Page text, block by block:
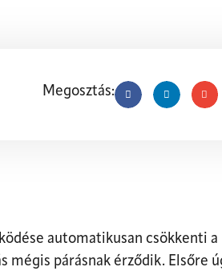
Megosztás:
automatikusan csökkenti
mégis párásnak érződik. Elsőre